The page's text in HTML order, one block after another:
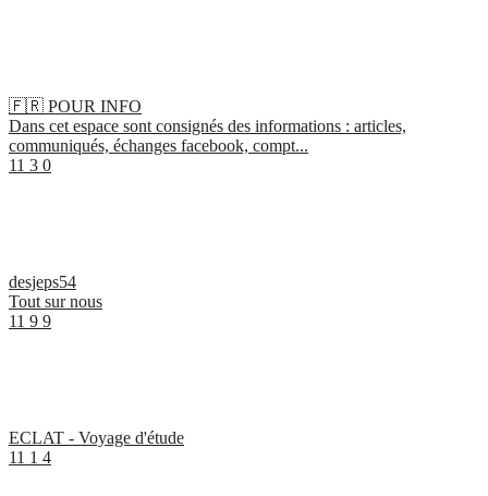
🇫🇷 POUR INFO
Dans cet espace sont consignés des informations : articles,
communiqués, échanges facebook, compt...
11 3 0
desjeps54
Tout sur nous
11 9 9
ECLAT - Voyage d'étude
11 1 4